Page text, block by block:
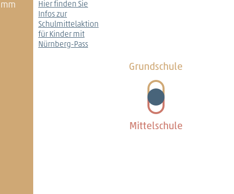
Hier finden Sie
Infos zur
Schulmittelaktion
für Kinder mit
Nürnberg-Pass
Grundschule
Mittelschule